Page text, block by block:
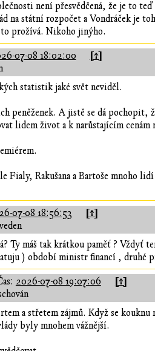
není přesvědčená, že je to
na státní rozpočet a Vondráček je
prožívá. Nikoho jinýho.
07-08 18:02:00 [↑]
statistik jaké svět neviděl.
peněženek. A jistě se dá pochopit,
lidem život a k narůstajícím
Fialy, Rakušana a Bartoše mnoho
07-08 18:56:53 [↑]
Ty máš tak krátkou paměť ? Vždyť
) období ministr financí , druhé
2026-07-08 19:07:06 [↑]
a střetem zájmů. Když se
byly mnohem vážnější.